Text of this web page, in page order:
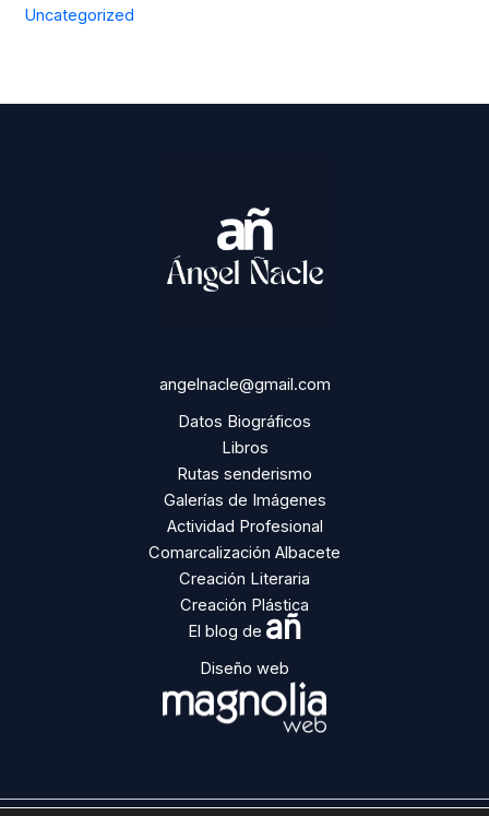
Uncategorized
angelnacle@gmail.com
Datos Biográficos
Libros
Rutas senderismo
Galerías de Imágenes
Actividad Profesional
Comarcalización Albacete
Creación Literaria
Creación Plástica
El blog de añ
Diseño web